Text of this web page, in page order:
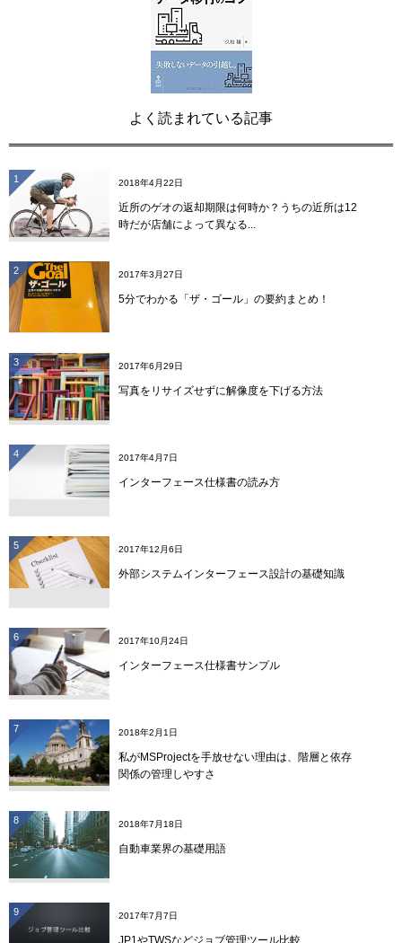
よく読まれている記事
1 2018年4月22日
近所のゲオの返却期限は何時か？うちの近所は12
時だが店舗によって異なる...
2 2017年3月27日
5分でわかる「ザ・ゴール」の要約まとめ！
3 2017年6月29日
写真をリサイズせずに解像度を下げる方法
4 2017年4月7日
インターフェース仕様書の読み方
5 2017年12月6日
外部システムインターフェース設計の基礎知識
6 2017年10月24日
インターフェース仕様書サンプル
7 2018年2月1日
私がMSProjectを手放せない理由は、階層と依存
関係の管理しやすさ
8 2018年7月18日
自動車業界の基礎用語
9 2017年7月7日
JP1やTWSなどジョブ管理ツール比較